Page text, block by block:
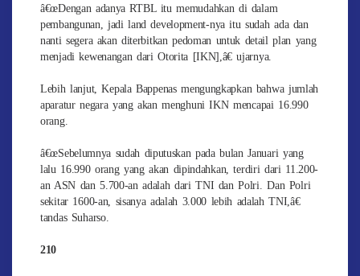
â€œDengan adanya RTBL itu memudahkan di dalam
pembangunan, jadi land development-nya itu sudah ada dan
nanti segera akan diterbitkan pedoman untuk detail plan yang
menjadi kewenangan dari Otorita [IKN],â€ ujarnya.
Lebih lanjut, Kepala Bappenas mengungkapkan bahwa jumlah
aparatur negara yang akan menghuni IKN mencapai 16.990
orang.
â€œSebelumnya sudah diputuskan pada bulan Januari yang
lalu 16.990 orang yang akan dipindahkan, terdiri dari 11.200-
an ASN dan 5.700-an adalah dari TNI dan Polri. Dan Polri
sekitar 1600-an, sisanya adalah 3.000 lebih adalah TNI,â€
tandas Suharso.
210